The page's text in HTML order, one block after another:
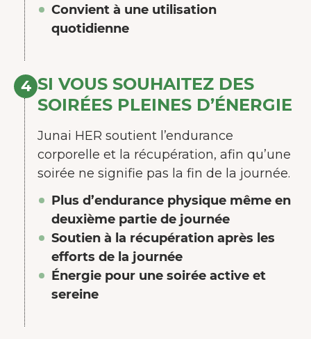
Convient à une utilisation
quotidienne
4 SI VOUS SOUHAITEZ DES
SOIRÉES PLEINES D’ÉNERGIE
Junai HER soutient l’endurance
corporelle et la récupération, afin qu’une
soirée ne signifie pas la fin de la journée.
Plus d’endurance physique même en
deuxième partie de journée
Soutien à la récupération après les
efforts de la journée
Énergie pour une soirée active et
sereine